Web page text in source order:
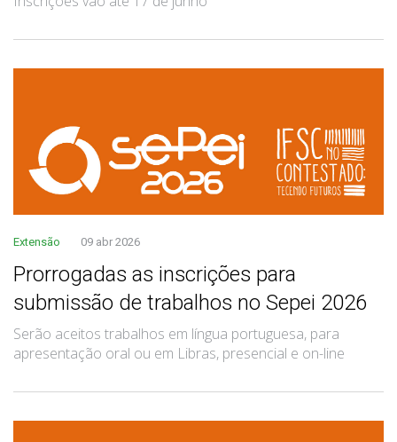
Extensão 09 abr 2026
Prorrogadas as inscrições para
submissão de trabalhos no Sepei 2026
Serão aceitos trabalhos em língua portuguesa, para
apresentação oral ou em Libras, presencial e on-line